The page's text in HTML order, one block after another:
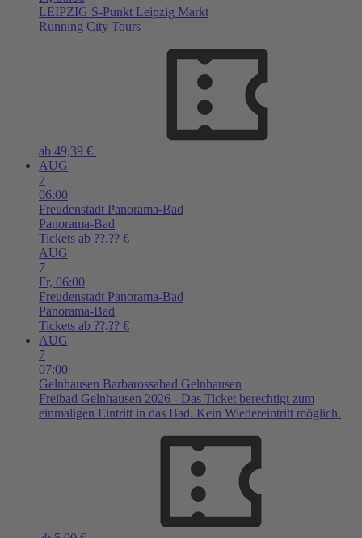
LEIPZIG S-Punkt Leipzig Markt
Running City Tours
ab 49,39 €
AUG
7
06:00
Freudenstadt Panorama-Bad
Panorama-Bad
Tickets ab ??,?? €
AUG
7
Fr, 06:00
Freudenstadt Panorama-Bad
Panorama-Bad
Tickets ab ??,?? €
AUG
7
07:00
Gelnhausen Barbarossabad Gelnhausen
Freibad Gelnhausen 2026 - Das Ticket berechtigt zum
einmaligen Eintritt in das Bad. Kein Wiedereintritt möglich.